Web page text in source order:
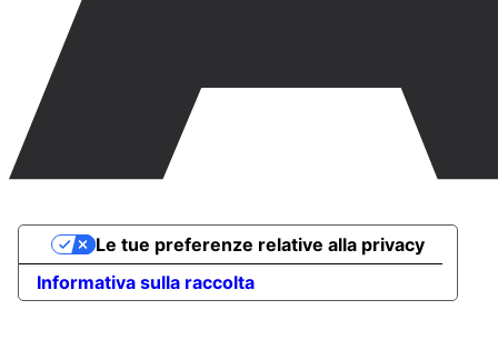
Informativa sulla raccolta
Le tue preferenze relative alla privacy